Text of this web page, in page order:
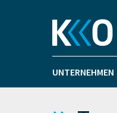
UNTERNEHMEN